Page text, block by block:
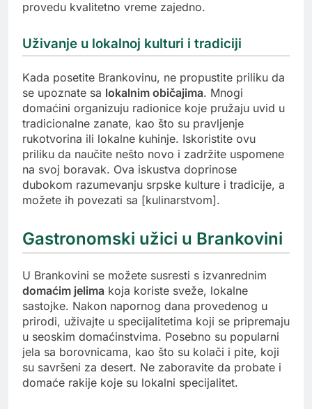
provedu kvalitetno vreme zajedno.
Uživanje u lokalnoj kulturi i tradiciji
Kada posetite Brankovinu, ne propustite priliku da
se upoznate sa lokalnim običajima. Mnogi
domaćini organizuju radionice koje pružaju uvid u
tradicionalne zanate, kao što su pravljenje
rukotvorina ili lokalne kuhinje. Iskoristite ovu
priliku da naučite nešto novo i zadržite uspomene
na svoj boravak. Ova iskustva doprinose
dubokom razumevanju srpske kulture i tradicije, a
možete ih povezati sa [kulinarstvom].
Gastronomski užici u Brankovini
U Brankovini se možete susresti s izvanrednim
domaćim jelima koja koriste sveže, lokalne
sastojke. Nakon napornog dana provedenog u
prirodi, uživajte u specijalitetima koji se pripremaju
u seoskim domaćinstvima. Posebno su popularni
jela sa borovnicama, kao što su kolači i pite, koji
su savršeni za desert. Ne zaboravite da probate i
domaće rakije koje su lokalni specijalitet.